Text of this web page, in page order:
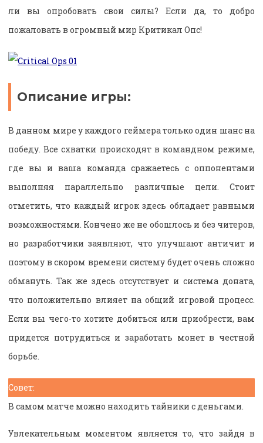
ли вы опробовать свои силы? Если да, то добро
пожаловать в огромный мир Критикал Опс!
Описание игры:
В данном мире у каждого геймера только один шанс на
победу. Все схватки происходят в командном режиме,
где вы и ваша команда сражаетесь с оппонентами
выполняя параллельно различные цели. Стоит
отметить, что каждый игрок здесь обладает равными
возможностями. Кончено же не обошлось и без читеров,
но разработчики заявляют, что улучшают античит и
поэтому в скором времени систему будет очень сложно
обмануть. Так же здесь отсутствует и система доната,
что положительно влияет на общий игровой процесс.
Если вы чего-то хотите добиться или приобрести, вам
придется потрудиться и заработать монет в честной
борьбе.
Совет:
В самом матче можно находить тайники с деньгами.
Увлекательным моментом является то, что зайдя в